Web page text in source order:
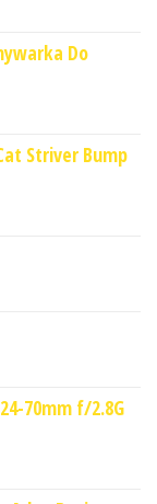
Do
Striver Bump
70mm f/2.8G